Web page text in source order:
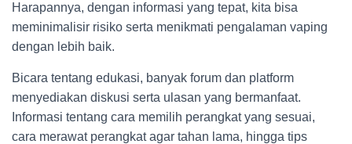
Harapannya, dengan informasi yang tepat, kita bisa
meminimalisir risiko serta menikmati pengalaman vaping
dengan lebih baik.
Bicara tentang edukasi, banyak forum dan platform
menyediakan diskusi serta ulasan yang bermanfaat.
Informasi tentang cara memilih perangkat yang sesuai,
cara merawat perangkat agar tahan lama, hingga tips